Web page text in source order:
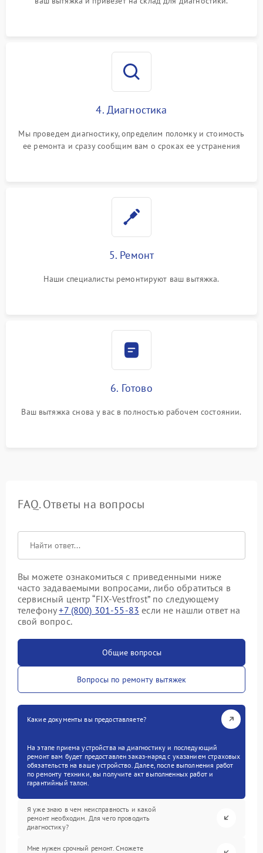
4. Диагностика
Мы проведем диагностику, определим поломку и стоимость
ее ремонта и сразу сообщим вам о сроках ее устранения
5. Ремонт
Наши специалисты ремонтируют ваш вытяжка.
6. Готово
Ваш вытяжка снова у вас в полностью рабочем состоянии.
FAQ. Ответы на вопросы
Вы можете ознакомиться с приведенными ниже
часто задаваемыми вопросами, либо обратиться в
сервисный центр “FIX-Vestfrost” по следующему
телефону+7 (800) 301-55-83 если не нашли ответ на
свой вопрос.
Общие вопросы
Вопросы по ремонту вытяжек
Какие документы вы предоставляете?
На этапе приема устройства на диагностику и последующий
ремонт вам будет предоставлен заказ-наряд с указанием страховых
обязательств на ваше устройство. Далее, после выполнения работ
по ремонту техники, вы получите акт выполненных работ и
гарантийный талон.
Я уже знаю в чем неисправность и какой
ремонт необходим. Для чего проводить
диагностику?
Мне нужен срочный ремонт. Сможете